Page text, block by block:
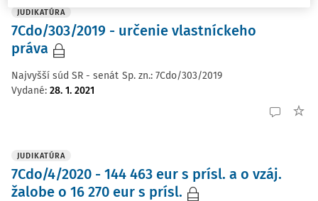
JUDIKATÚRA
7Cdo/303/2019 - určenie vlastníckeho
práva
Najvyšší súd SR - senát Sp. zn.: 7Cdo/303/2019
Vydané: 28. 1. 2021
JUDIKATÚRA
7Cdo/4/2020 - 144 463 eur s prísl. a o vzáj.
žalobe o 16 270 eur s prísl.